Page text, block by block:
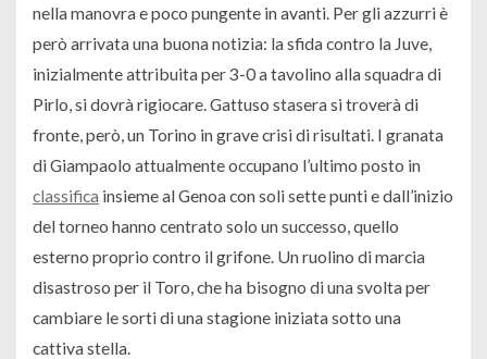
nella manovra e poco pungente in avanti. Per gli azzurri è
però arrivata una buona notizia: la sfida contro la Juve,
inizialmente attribuita per 3-0 a tavolino alla squadra di
Pirlo, si dovrà rigiocare. Gattuso stasera si troverà di
fronte, però, un Torino in grave crisi di risultati. I granata
di Giampaolo attualmente occupano l’ultimo posto in
classifica insieme al Genoa con soli sette punti e dall’inizio
del torneo hanno centrato solo un successo, quello
esterno proprio contro il grifone. Un ruolino di marcia
disastroso per il Toro, che ha bisogno di una svolta per
cambiare le sorti di una stagione iniziata sotto una
cattiva stella.